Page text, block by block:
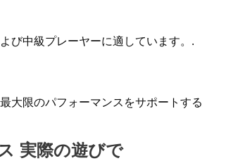
び中級プレーヤーに適しています。.
大限のパフォーマンスをサポートする
実際の遊びで